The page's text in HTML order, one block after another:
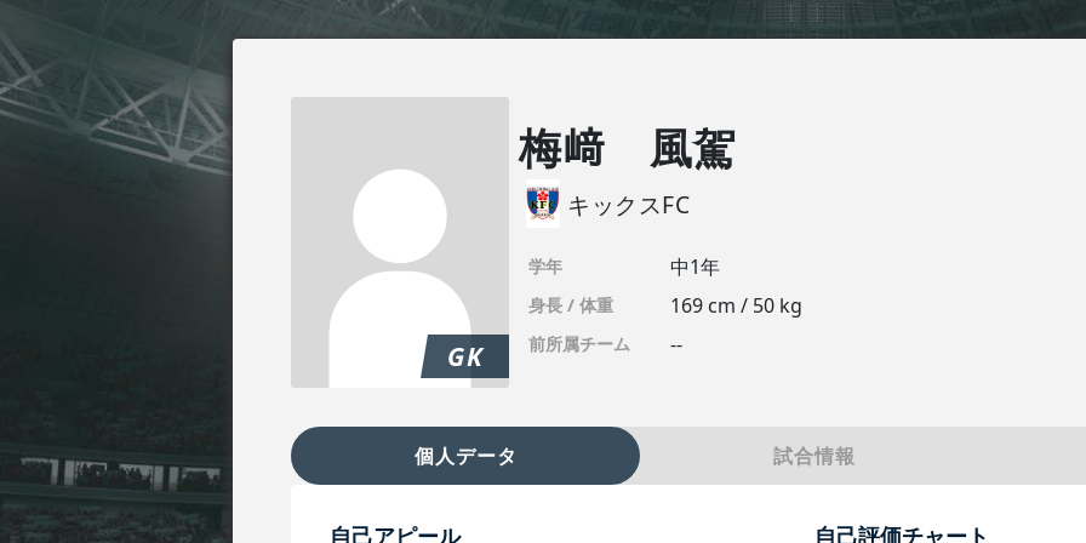
GK
梅﨑 風駕
キックスFC
学年 中1年
身長 / 体重 169 cm / 50 kg
前所属チーム --
個人データ 試合情報
自己アピール 自己評価チャート